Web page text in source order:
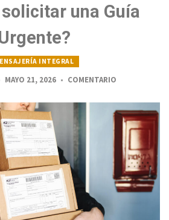
una Guía
INTEGRAL
MAYO 21, 2026 COMENTARIO